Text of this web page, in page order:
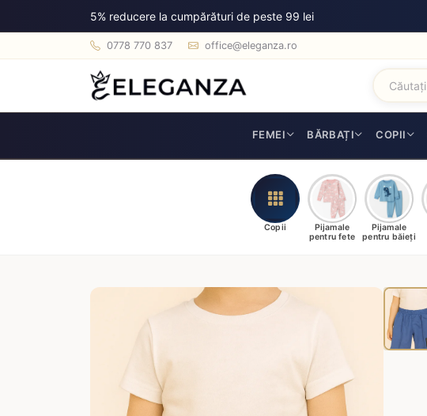
5% reducere la cumpărături de peste 99 lei
0778 770 837 office@eleganza.ro
FEMEI BĂRBAȚI COPII
Copii
Pijamale
pentru fete
Pijamale
pentru băieți